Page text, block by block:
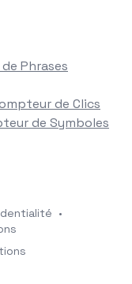
Phrases
de Clics
de Symboles
•